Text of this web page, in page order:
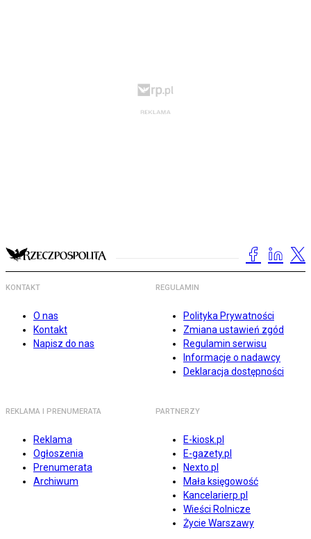
KONTAKT
O nas
Kontakt
Napisz do nas
REGULAMIN
Polityka Prywatności
Zmiana ustawień zgód
Regulamin serwisu
Informacje o nadawcy
Deklaracja dostępności
REKLAMA I PRENUMERATA
Reklama
Ogłoszenia
Prenumerata
Archiwum
PARTNERZY
E-kiosk.pl
E-gazety.pl
Nexto.pl
Mała księgowość
Kancelarierp.pl
Wieści Rolnicze
Życie Warszawy